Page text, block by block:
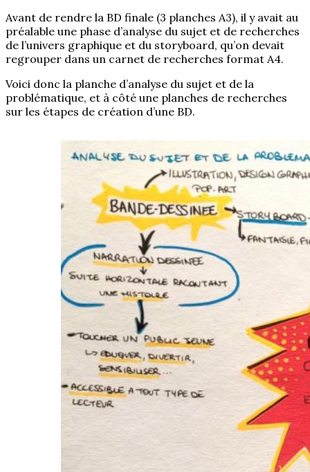
Avant de rendre la BD finale (3 planches A3), il y avait au
préalable une phase d’analyse du sujet et de recherches
de l’univers graphique et du storyboard, qu’on devait
regrouper dans un carnet de recherches format A4.
Voici donc la planche d’analyse du sujet et de la
problématique, et à côté une planches de recherches
sur les étapes de création d’une BD.